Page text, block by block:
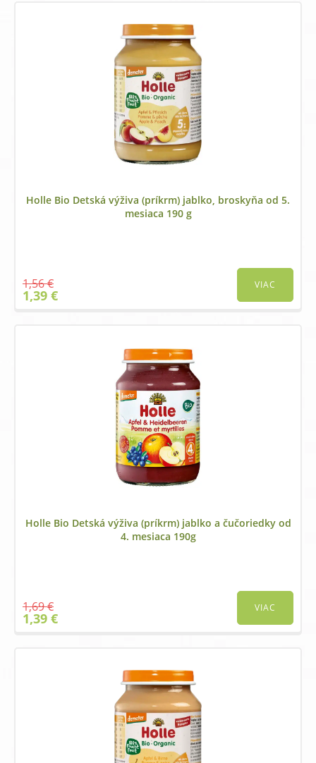
Holle Bio Detská výživa (príkrm) jablko, broskyňa od 5.
mesiaca 190 g
1,56€
Original
price
1,39 €Current
price
VIAC
Holle Bio Detská výživa (príkrm) jablko a čučoriedky od
4. mesiaca 190g
1,69€
Original
price
1,39 €Current
price
VIAC